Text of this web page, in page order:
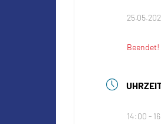
Beendet!
14:00 -